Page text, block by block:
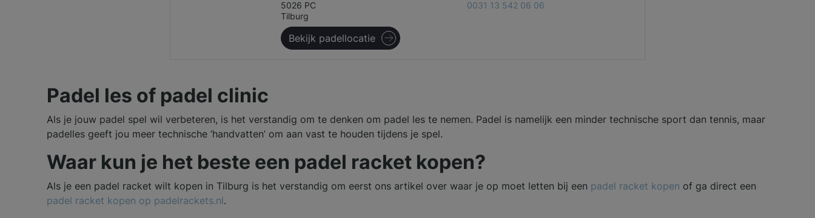
5026 PC
Tilburg
0031 13 542 06 06
Bekijk padellocatie
Padel les of padel clinic
Als je jouw padel spel wil verbeteren, is het verstandig om te denken om padel les te nemen. Padel is namelijk een minder technische sport dan tennis, maar
padelles geeft jou meer technische ‘handvatten’ om aan vast te houden tijdens je spel.
Waar kun je het beste een padel racket kopen?
Als je een padel racket wilt kopen in Tilburg is het verstandig om eerst ons artikel over waar je op moet letten bij een padel racket kopen of ga direct een
padel racket kopen op padelrackets.nl.